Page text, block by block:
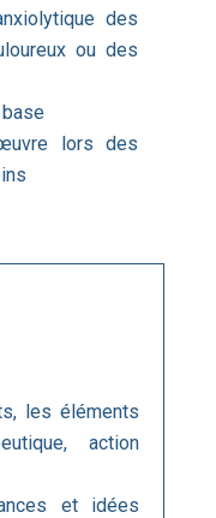
des
ou des
lors des
les éléments
action
et idées